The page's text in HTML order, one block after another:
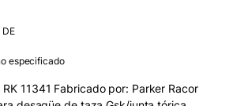
DE
especificado
11341 Fabricado por: Parker Racor